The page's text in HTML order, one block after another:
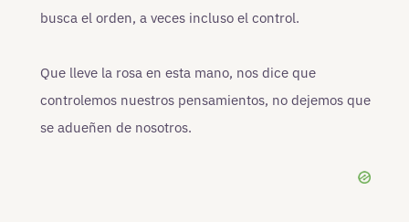
busca el orden, a veces incluso el control.
Que lleve la rosa en esta mano, nos dice que
controlemos nuestros pensamientos, no dejemos que
se adueñen de nosotros.